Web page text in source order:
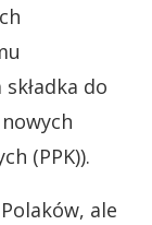
do
(PPK)).
ale